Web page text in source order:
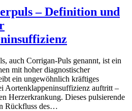
– Definition und
auch Corrigan-Puls genannt, ist ein
mit hoher diagnostischer
ein ungewöhnlich kräftiges
Aortenklappeninsuffizienz auftritt –
Herzerkrankung. Dieses pulsierende
Rückfluss des…